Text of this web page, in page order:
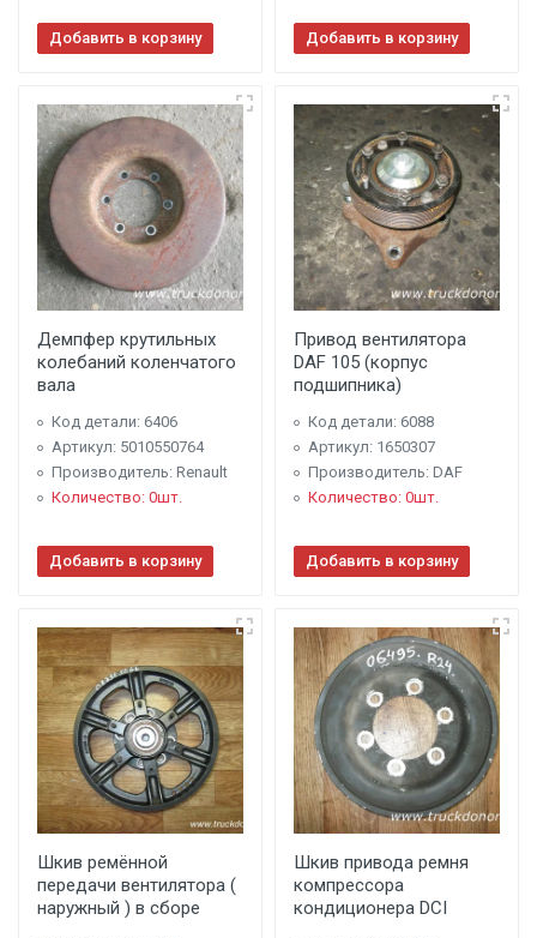
Добавить в корзину Добавить в корзину
Демпфер крутильных
колебаний коленчатого
вала
Код детали: 6406
Артикул: 5010550764
Производитель: Renault
Количество: 0шт.
Добавить в корзину
Привод вентилятора
DAF 105 (корпус
подшипника)
Код детали: 6088
Артикул: 1650307
Производитель: DAF
Количество: 0шт.
Добавить в корзину
Шкив ремённой
передачи вентилятора (
наружный ) в сборе
Шкив привода ремня
компрессора
кондиционера DCI